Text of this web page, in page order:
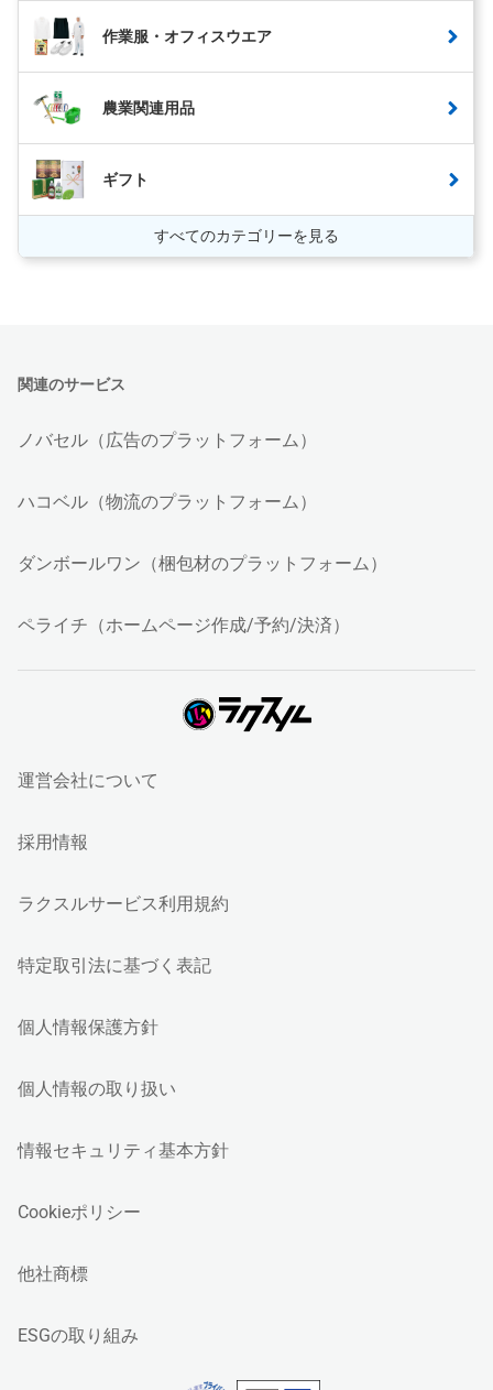
作業服・オフィスウエア
農業関連用品
ギフト
すべてのカテゴリーを見る
関連のサービス
ノバセル（広告のプラットフォーム）
ハコベル（物流のプラットフォーム）
ダンボールワン（梱包材のプラットフォーム）
ペライチ（ホームページ作成/予約/決済）
運営会社について
採用情報
ラクスルサービス利用規約
特定取引法に基づく表記
個人情報保護方針
個人情報の取り扱い
情報セキュリティ基本方針
Cookieポリシー
他社商標
ESGの取り組み